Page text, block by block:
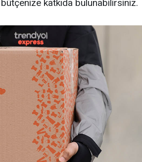
katkıda bulunabilirsiniz.